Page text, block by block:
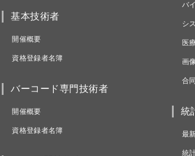
基本技術者
開催概要
資格登録者名簿
バーコード専門技術者
開催概要
資格登録者名簿
バ
シ
医
画
合
統
最
統